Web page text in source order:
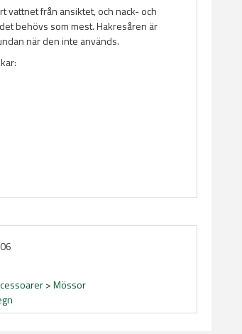
vattnet från ansiktet, och nack- och
behövs som mest. Hakresåren är
när den inte används.
>Mössor